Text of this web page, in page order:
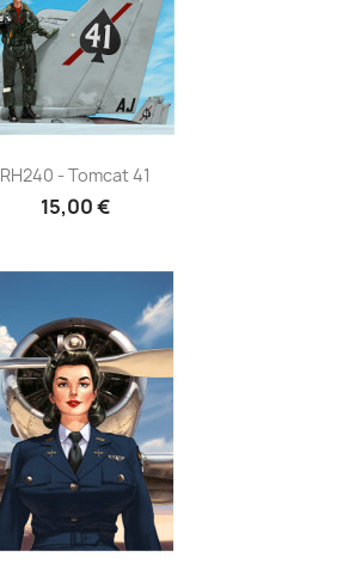
RH240 - Tomcat 41
15,00 €